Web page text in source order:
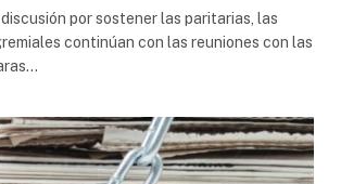
discusión por sostener las paritarias, las
continúan con las reuniones con las